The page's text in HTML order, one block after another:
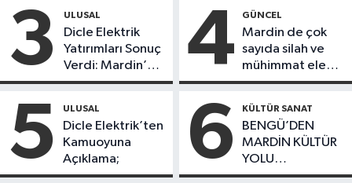
ürünlerini satarak
köydeki
çoçuklara kitap
desteğinde
bulundu
3 ULUSAL
Dicle Elektrik
Yatırımları Sonuç
Verdi: Mardin’de
Kayıp Kaçak
Düşüş
4 GÜNCEL
Mardin de çok
sayıda silah ve
mühimmat ele
geçirildi
5 ULUSAL
Dicle Elektrik’ten
Kamuoyuna
Açıklama;
6 KÜLTÜR SANAT
BENGÜ’DEN
MARDİN KÜLTÜR
YOLU
FESTIVALİ’NDE